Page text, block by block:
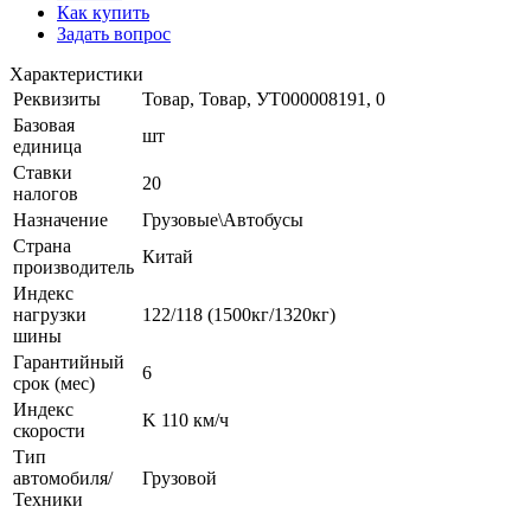
Как купить
Задать вопрос
Характеристики
Реквизиты
Товар, Товар, УТ000008191, 0
Базовая
единица
шт
Ставки
налогов
20
Назначение
Грузовые\Автобусы
Страна
производитель
Китай
Индекс
нагрузки
шины
122/118 (1500кг/1320кг)
Гарантийный
срок (мес)
6
Индекс
скорости
K 110 км/ч
Тип
автомобиля/
Техники
Грузовой